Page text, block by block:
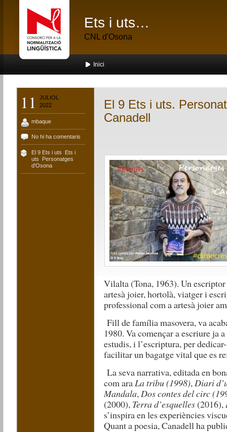
Ets i uts…
CNL d'Osona
Inici
11
JULIOL
2022
mbaque
No hi ha comentaris
El 9 Ets i uts
Ets i
uts
Personatges
d'Osona
El 9 Ets i uts.
Canadell
Vilalta (Tona, 1963). Un
artesà joier, hortolà, viatger i
professional com a artesà joier
Fill de família masovera, va
1980. Va començar a escriure ja
estudis, i l’escriptura, per
facilitar un bagatge vital que es
La seva narrativa, editada en
com araLa tribu (1998),Diari
Mandala,Dos contes del circ
(2000), Terra d’esquelles (2016),
s’inspira en les experiències
Quant a poesia, Canadell ha